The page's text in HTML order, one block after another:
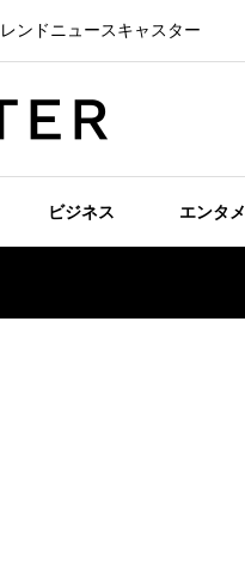
ンドニュースキャスター
ビジネス エンタメ